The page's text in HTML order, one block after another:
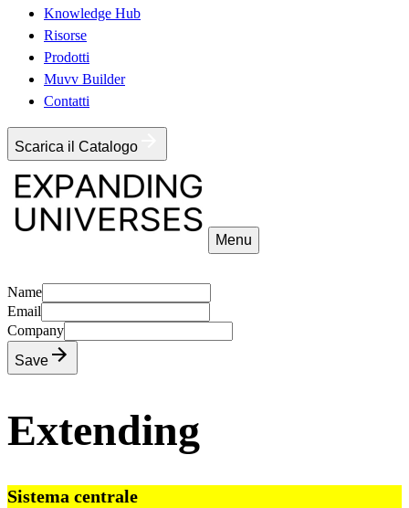
Knowledge Hub
Risorse
Prodotti
Muvv Builder
Contatti
Scarica il Catalogo
Menu
Name
Email
Company
Save
Extending
Sistema centrale